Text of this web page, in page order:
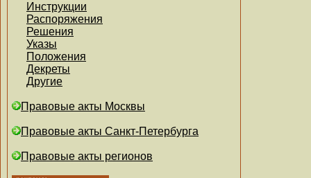
Инструкции
Распоряжения
Решения
Указы
Положения
Декреты
Другие
Правовые акты Москвы
Правовые акты Санкт-Петербурга
Правовые акты регионов